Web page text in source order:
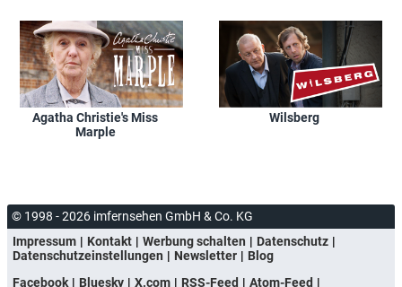
Agatha Christie's Miss
Marple
Wilsberg
© 1998 - 2026 imfernsehen GmbH & Co. KG
Impressum
Kontakt Werbung schalten
Datenschutz
Datenschutzeinstellungen
Newsletter
Blog
Facebook
Bluesky X.com RSS-Feed
Atom-Feed